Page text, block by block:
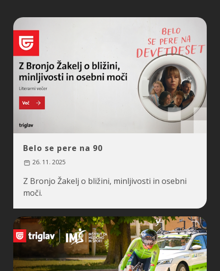
Belo se pere na 90
26. 11. 2025
Z Bronjo Žakelj o bližini, minljivosti in osebni
moči.